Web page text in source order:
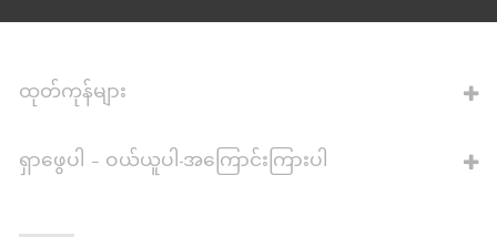
ထုတ်ကုန်များ
ရှာဖွေပါ – ဝယ်ယူပါ-အကြောင်းကြားပါ